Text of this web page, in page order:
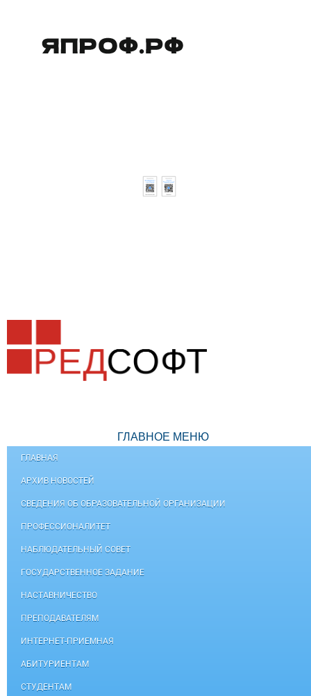
ГЛАВНОЕ МЕНЮ
ГЛАВНАЯ
АРХИВ НОВОСТЕЙ
СВЕДЕНИЯ ОБ ОБРАЗОВАТЕЛЬНОЙ ОРГАНИЗАЦИИ
ПРОФЕССИОНАЛИТЕТ
НАБЛЮДАТЕЛЬНЫЙ СОВЕТ
ГОСУДАРСТВЕННОЕ ЗАДАНИЕ
НАСТАВНИЧЕСТВО
ПРЕПОДАВАТЕЛЯМ
ИНТЕРНЕТ-ПРИЕМНАЯ
АБИТУРИЕНТАМ
СТУДЕНТАМ